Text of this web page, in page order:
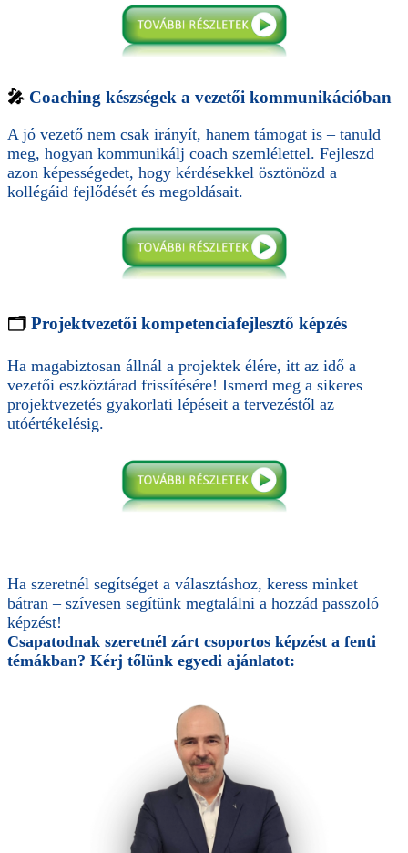
🎤 Coaching készségek a vezetői kommunikációban
A jó vezető nem csak irányít, hanem támogat is – tanuld
meg, hogyan kommunikálj coach szemlélettel. Fejleszd
azon képességedet, hogy kérdésekkel ösztönözd a
kollégáid fejlődését és megoldásait.
🗂️ Projektvezetői kompetenciafejlesztő képzés
Ha magabiztosan állnál a projektek élére, itt az idő a
vezetői eszköztárad frissítésére! Ismerd meg a sikeres
projektvezetés gyakorlati lépéseit a tervezéstől az
utóértékelésig.
Ha szeretnél segítséget a választáshoz, keress minket
bátran – szívesen segítünk megtalálni a hozzád passzoló
képzést!
Csapatodnak szeretnél zárt csoportos képzést a fenti
témákban? Kérj tőlünk egyedi ajánlatot: